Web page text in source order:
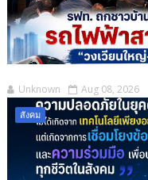
Unknown Aug 08, 2026
สังคม